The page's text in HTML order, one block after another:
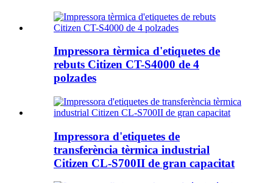
Impressora tèrmica d'etiquetes de
rebuts Citizen CT-S4000 de 4
polzades
Impressora d'etiquetes de
transferència tèrmica industrial
Citizen CL-S700II de gran capacitat